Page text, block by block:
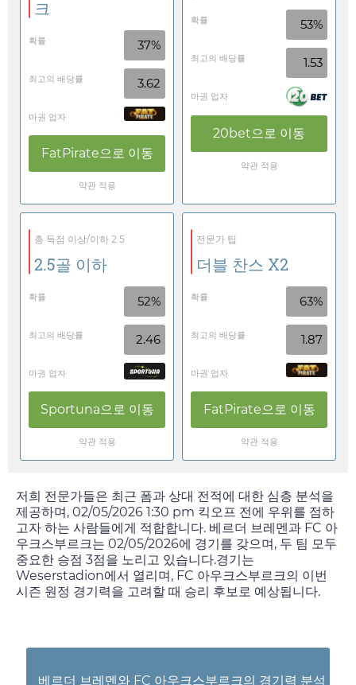
크
확률 37%
최고의 배당률 3.62
마권 업자
FatPirate으로 이동
약관 적용
확률 53%
최고의 배당률 1.53
마권 업자
20bet으로 이동
약관 적용
총 득점 이상/이하 2.5
2.5골 이하
확률 52%
최고의 배당률 2.46
마권 업자
Sportuna으로 이동
약관 적용
전문가 팁
더블 찬스 X2
확률 63%
최고의 배당률 1.87
마권 업자
FatPirate으로 이동
약관 적용
저희 전문가들은 최근 폼과 상대 전적에 대한 심층 분석을
제공하며, 02/05/2026 1:30 pm 킥오프 전에 우위를 점하
고자 하는 사람들에게 적합합니다. 베르더 브레멘과 FC 아
우크스부르크는 02/05/2026에 경기를 갖으며, 두 팀 모두
중요한 승점 3점을 노리고 있습니다.경기는
Weserstadion에서 열리며, FC 아우크스부르크의 이번
시즌 원정 경기력을 고려할 때 승리 후보로 예상됩니다.
베르더 브레멘와 FC 아우크스부르크의 경기력 분석